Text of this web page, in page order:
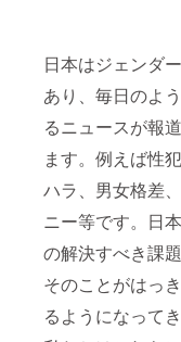
日本はジェンダ
あり、毎日のよ
るニュースが報
ます。例えば性
ハラ、男女格差
ニー等です。日
の解決すべき課題
そのことがはっ
るようになってき